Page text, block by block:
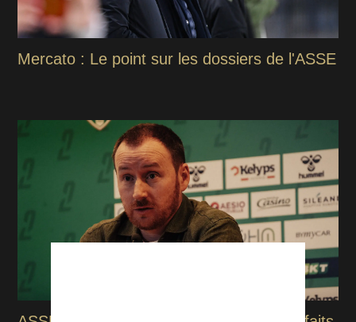
Mercato : Le point sur les dossiers de l'ASSE